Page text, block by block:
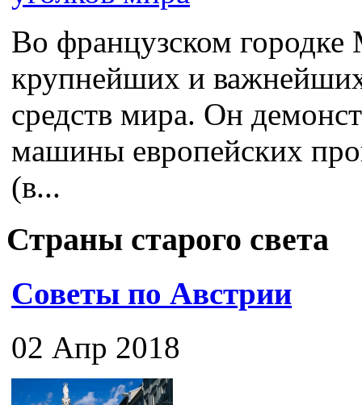
Во французском
крупнейших и
средств мира. Он
машины европейских
(в...
Страны старого света
Советы по Австрии
02 Апр 2018